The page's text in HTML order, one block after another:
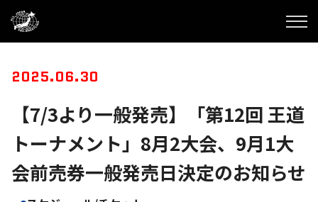
2025.06.30
【7/3より一般発売】「第12回 王道
トーナメント」8月2大会、9月1大
会前売券一般発売日決定のお知らせ